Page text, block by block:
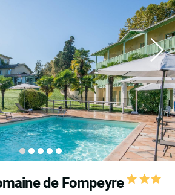
de Fompeyre